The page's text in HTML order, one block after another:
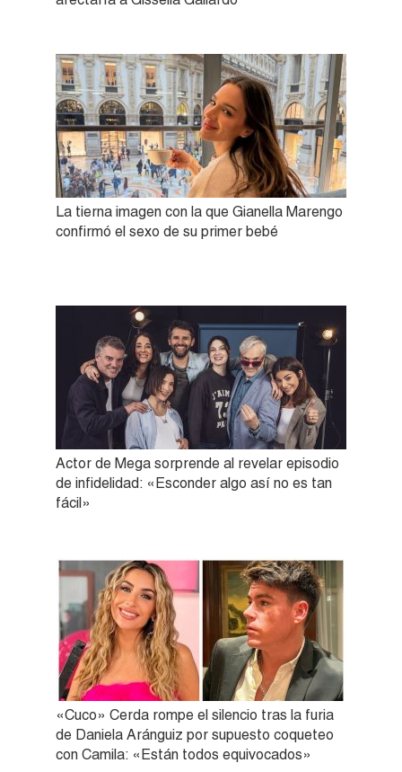
La tierna imagen con la que Gianella Marengo
confirmó el sexo de su primer bebé
Actor de Mega sorprende al revelar episodio
de infidelidad: «Esconder algo así no es tan
fácil»
«Cuco» Cerda rompe el silencio tras la furia
de Daniela Aránguiz por supuesto coqueteo
con Camila: «Están todos equivocados»